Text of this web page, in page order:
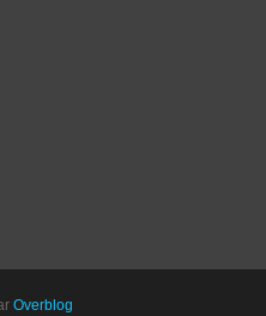
Overblog